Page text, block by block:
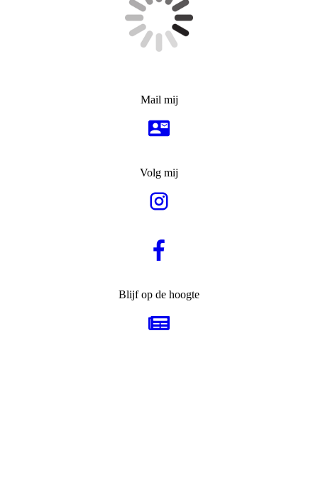
Mail mij
Volg mij
Blijf op de hoogte